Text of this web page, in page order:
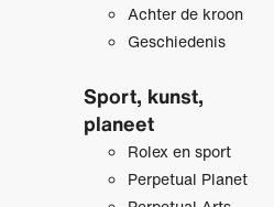
Achter de kroon
Geschiedenis
Sport, kunst,
planeet
Rolex en sport
Perpetual Planet